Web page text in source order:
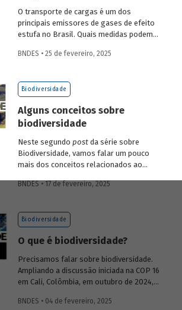
O transporte de cargas é um dos
principais emissores de gases de efeito
estufa no Brasil. Quais medidas podem
ambiental? Confira as estratégias que
BNDES • 25 de fevereiro, 2025
Biodiversidade
Alguns conceitos sobre
biodiversidade
Neste segundo postda série sobre
Biodiversidade, vamos falar um pouco
mais dos conceitos relacionados ao
ecossistêmicos, entre outros.
BNDES • 17 de fevereiro, 2025
Biodiversidade
O que é biodiversidade?
Precisamos falar sobre biodiversidade.
Ampliando a discussão iniciada na COP 16
em Cali, Colômbia, em outubro de 2024,
(anteriormente divulgados sob forma de
BNDES • 04 de fevereiro, 2025